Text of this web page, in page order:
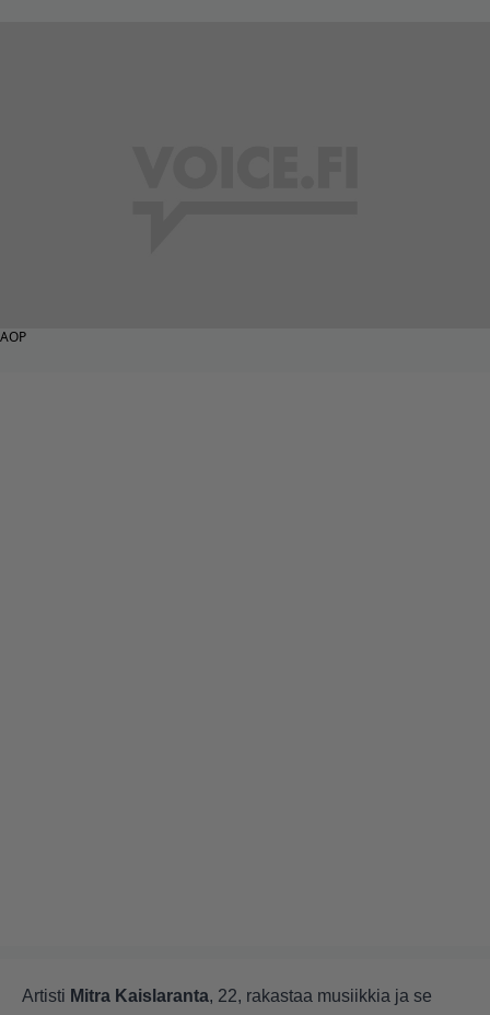
AOP
Artisti Mitra Kaislaranta, 22, rakastaa musiikkia ja se